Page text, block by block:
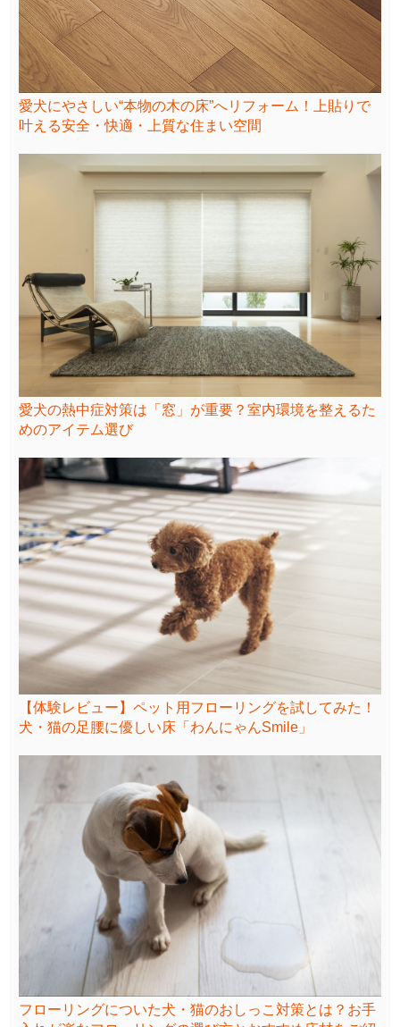
愛犬にやさしい“本物の木の床”へリフォーム！上貼りで
叶える安全・快適・上質な住まい空間
愛犬の熱中症対策は「窓」が重要？室内環境を整えるた
めのアイテム選び
【体験レビュー】ペット用フローリングを試してみた！
犬・猫の足腰に優しい床「わんにゃんSmile」
フローリングについた犬・猫のおしっこ対策とは？お手